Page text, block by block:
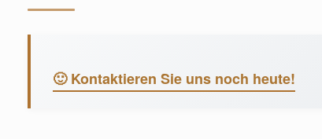
🙂 Kontaktieren Sie uns noch heute!